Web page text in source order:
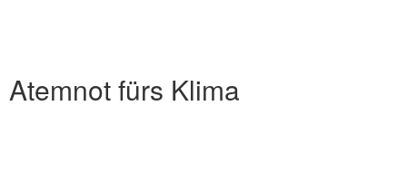
Atemnot fürs Klima